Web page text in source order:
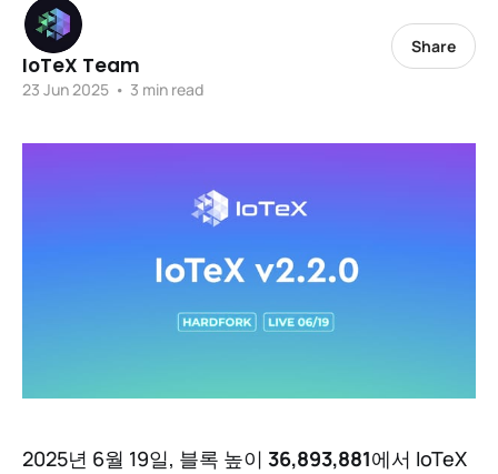
IoTeX Team
23 Jun 2025 • 3 min read
Share
2025년 6월 19일, 블록 높이 36,893,881에서 IoTeX